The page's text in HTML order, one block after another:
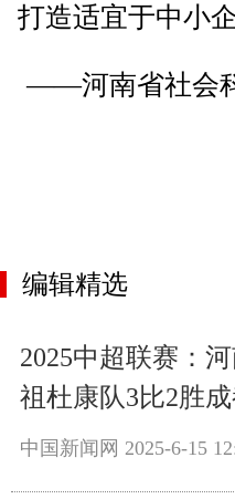
打造适宜于中小
——河南省社会
编辑精选
2025中超联赛：
祖杜康队3比2胜
中国新闻网 2025-6-15